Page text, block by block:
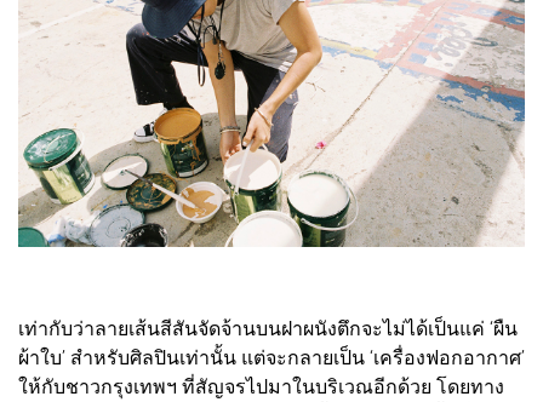
เท่ากับว่าลายเส้นสีสันจัดจ้านบนฝาผนังตึกจะไม่ได้เป็นแค่ ‘ผืน
ผ้าใบ’ สำหรับศิลปินเท่านั้น แต่จะกลายเป็น ‘เครื่องฟอกอากาศ’
ให้กับชาวกรุงเทพฯ ที่สัญจรไปมาในบริเวณอีกด้วย โดยทาง